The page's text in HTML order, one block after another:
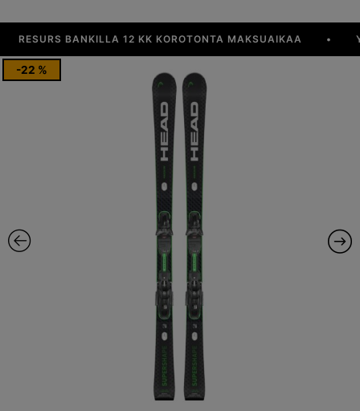
BANKILLA 12 KK KOROTONTA MAKSUAIKAA YLI
-22 %